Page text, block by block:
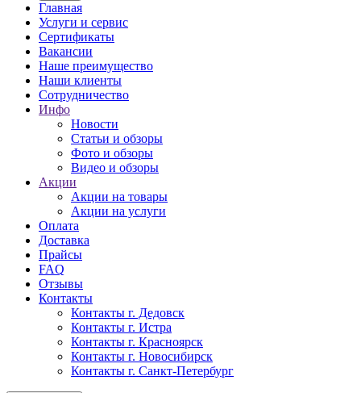
Главная
Услуги и сервис
Сертификаты
Вакансии
Наше преимущество
Наши клиенты
Сотрудничество
Инфо
Новости
Статьи и обзоры
Фото и обзоры
Видео и обзоры
Акции
Акции на товары
Акции на услуги
Оплата
Доставка
Прайсы
FAQ
Отзывы
Контакты
Контакты г. Дедовск
Контакты г. Истра
Контакты г. Красноярск
Контакты г. Новосибирск
Контакты г. Санкт-Петербург